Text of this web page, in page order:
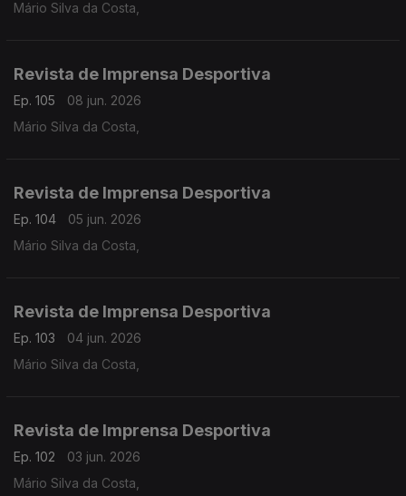
Mário Silva da Costa,
Revista de Imprensa Desportiva
Ep. 105
08 jun. 2026
Mário Silva da Costa,
Revista de Imprensa Desportiva
Ep. 104
05 jun. 2026
Mário Silva da Costa,
Revista de Imprensa Desportiva
Ep. 103
04 jun. 2026
Mário Silva da Costa,
Revista de Imprensa Desportiva
Ep. 102
03 jun. 2026
Mário Silva da Costa,